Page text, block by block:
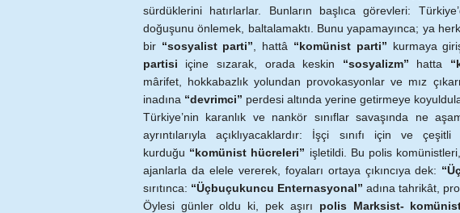
sürdüklerini hatırlarlar. Bunların başlıca görevleri:
doğuşunu önlemek, baltalamaktı. Bunu yapamayınca; ya
bir “sosyalist parti” , hattâ “komünist parti” kurmaya
partisi içine sızarak, orada keskin “sosyalizm” hatta
mârifet, hokkabazlık yolundan provokasyonlar ve mız
inadına “devrimci” perdesi altında yerine getirmeye
Türkiye’nin karanlık ve nankör sınıflar savaşında ne
ayrıntılarıyla açıklıyacaklardır: İşçi sınıfı için ve
kurduğu “komünist hücreleri” işletildi. Bu polis
ajanlarla da elele vererek, foyaları ortaya çıkıncıya dek:
sırıtınca: “Üçbuçukuncu Enternasyonal” adına tahrikât,
Öylesi günler oldu ki, pek aşırı polis Marksist-